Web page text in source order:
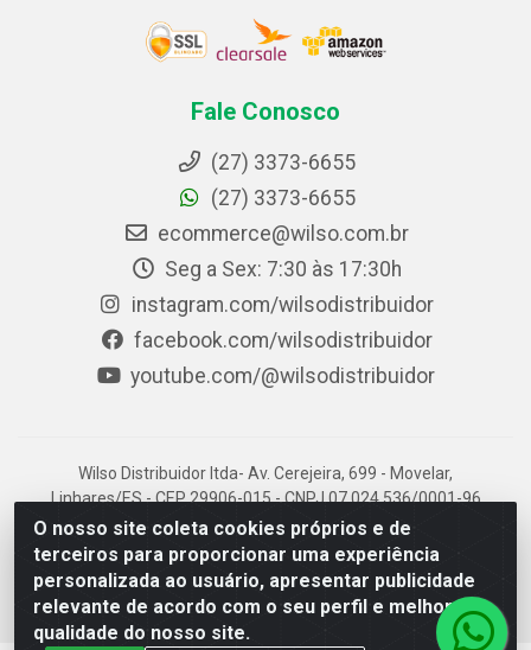
O nosso site coleta cookies próprios e de
terceiros para proporcionar uma experiência
personalizada ao usuário, apresentar publicidade
relevante de acordo com o seu perfil e melhorar a
qualidade do nosso site.
Fale Conosco
(27) 3373-6655
(27) 3373-6655
ecommerce@wilso.com.br
Seg a Sex: 7:30 às 17:30h
instagram.com/wilsodistribuidor
facebook.com/wilsodistribuidor
youtube.com/@wilsodistribuidor
Wilso Distribuidor ltda- Av. Cerejeira, 699 - Movelar,
Linhares/ES - CEP 29906-015 - CNPJ 07.024.536/0001-96